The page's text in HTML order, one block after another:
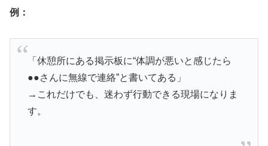
例：
「休憩所にある掲示板に“体調が悪いと感じたら
●●さんに無線で連絡”と書いてある」
→これだけでも、迷わず行動できる現場になりま
す。